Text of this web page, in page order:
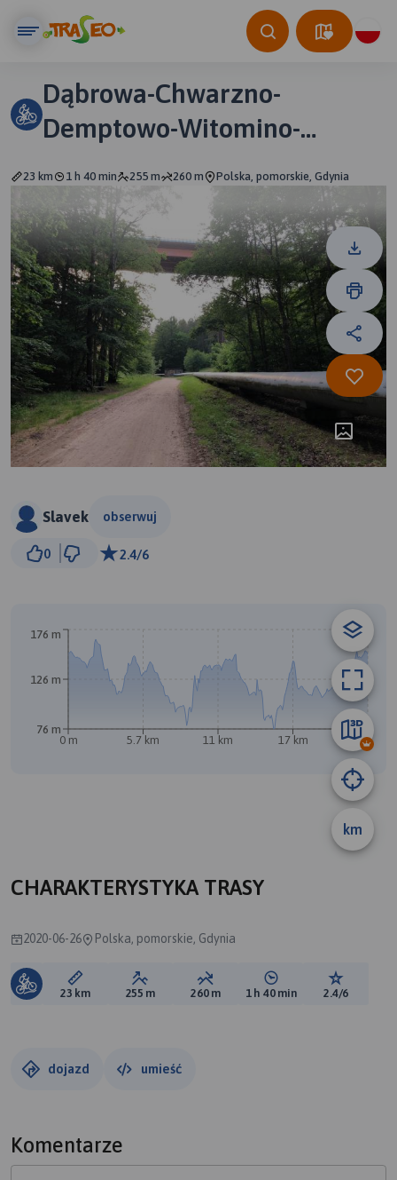
Dąbrowa-Chwarzno-
Demptowo-Witomino-
23 km 1 h 40 min 255 m 260 m Polska, pomorskie, Gdynia
Slavek obserwuj
0 2.4/6
km
0 m 5.7 km 11 km 17 km 23 km
76 m
126 m
176 m
CHARAKTERYSTYKA TRASY
2020-06-26 Polska, pomorskie, Gdynia
Długość trasy:
23 km Suma przewyższeń:
255 m Suma spadków:
260 m Średni czas potrzebny
1 h 40 min Ocena
2.4/6
dojazd umieść
Komentarze